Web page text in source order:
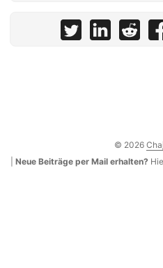
© 2026
Neue Beiträge per Mail erhalten?